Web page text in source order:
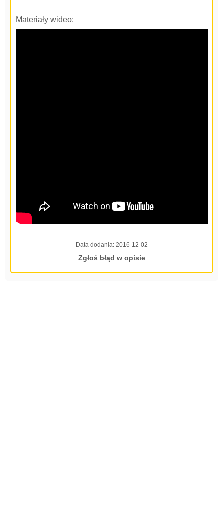
Materiały wideo:
Data dodania: 2016-12-02
Zgłoś błąd w opisie